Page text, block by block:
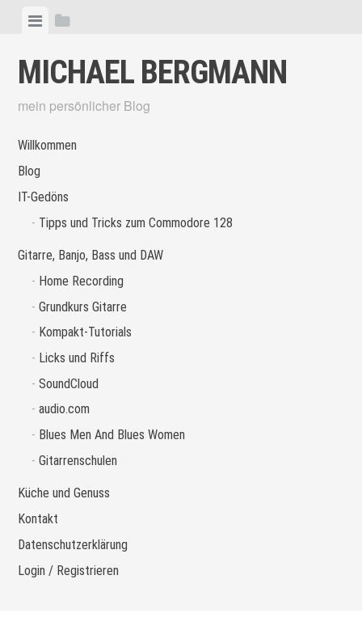
Skip
content
ViewView
MICHAEL BERGMANN
mein persönlicher Blog
Willkommen
Blog
IT-Gedöns
Tipps und Tricks zum Commodore 128
Gitarre, Banjo, Bass und DAW
Home Recording
Grundkurs Gitarre
Kompakt-Tutorials
Licks und Riffs
SoundCloud
audio.com
Blues Men And Blues Women
Gitarrenschulen
Küche und Genuss
Kontakt
Datenschutzerklärung
Login / Registrieren